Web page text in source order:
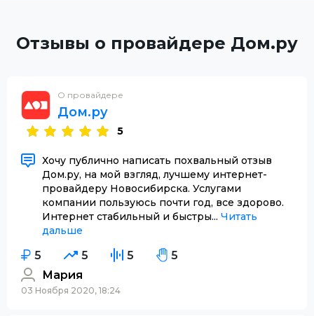
Отзывы о провайдере Дом.ру
О провайдере
Дом.ру
5
Хочу публично написать похвальный отзыв
Дом.ру, на мой взгляд, лучшему интернет-
провайдеру Новосибирска. Услугами
компании пользуюсь почти год, все здорово.
Интернет стабильный и быстры... Читать
дальше
5 5 5
5
Мария
03 Ноября 2020, 18:24